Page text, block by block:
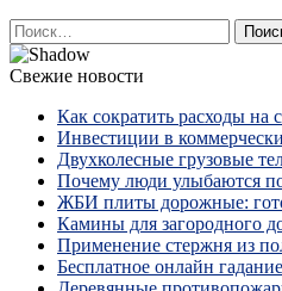
Найти:
Свежие новости
Как сократить расходы на
Инвестиции в
Двухколесные грузовые
Почему люди улыбаются
ЖБИ плиты дорожные:
Камины для загородного
Применение стержня из
Бесплатное онлайн